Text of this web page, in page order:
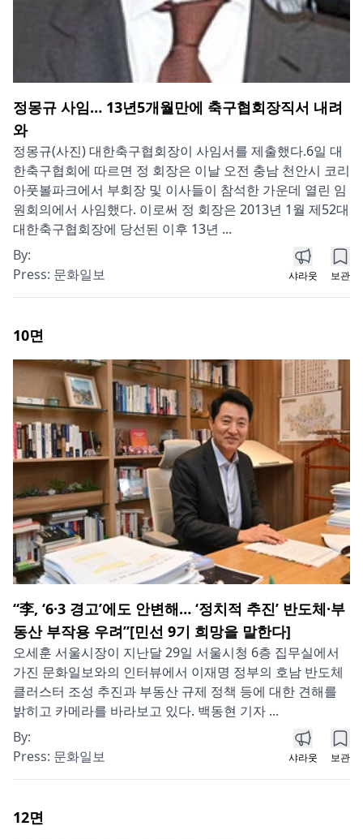
정몽규 사임… 13년5개월만에 축구협회장직서 내려
와
정몽규(사진) 대한축구협회장이 사임서를 제출했다.6일 대
한축구협회에 따르면 정 회장은 이날 오전 충남 천안시 코리
아풋볼파크에서 부회장 및 이사들이 참석한 가운데 열린 임
원회의에서 사임했다. 이로써 정 회장은 2013년 1월 제52대
대한축구협회장에 당선된 이후 13년 ...
By:
Press: 문화일보 샤라웃 보관
10면
“李, ‘6·3 경고’에도 안변해… ‘정치적 추진’ 반도체·부
동산 부작용 우려”[민선 9기 희망을 말한다]
오세훈 서울시장이 지난달 29일 서울시청 6층 집무실에서
가진 문화일보와의 인터뷰에서 이재명 정부의 호남 반도체
클러스터 조성 추진과 부동산 규제 정책 등에 대한 견해를
밝히고 카메라를 바라보고 있다. 백동현 기자 ...
By:
Press: 문화일보 샤라웃 보관
12면